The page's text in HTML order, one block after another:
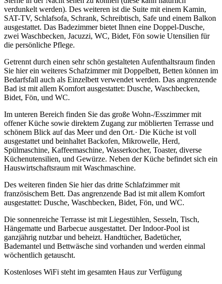
verdunkelt werden). Des weiteren ist die Suite mit einem Kamin,
SAT-TV, Schlafsofa, Schrank, Schreibtisch, Safe und einem Balkon
ausgestattet. Das Badezimmer bietet Ihnen eine Doppel-Dusche,
zwei Waschbecken, Jacuzzi, WC, Bidet, Fön sowie Utensilien für
die persönliche Pflege.
Getrennt durch einen sehr schön gestalteten Aufenthaltsraum finden
Sie hier ein weiteres Schafzimmer mit Doppelbett, Betten können im
Bedarfsfall auch als Einzelbett verwendet werden. Das angrenzende
Bad ist mit allem Komfort ausgestattet: Dusche, Waschbecken,
Bidet, Fön, und WC.
Im unteren Bereich finden Sie das große Wohn-/Esszimmer mit
offener Küche sowie direktem Zugang zur möblierten Terrasse und
schönem Blick auf das Meer und den Ort.· Die Küche ist voll
ausgestattet und beinhaltet Backofen, Mikrowelle, Herd,
Spülmaschine, Kaffeemaschine, Wasserkocher, Toaster, diverse
Küchenutensilien, und Gewürze. Neben der Küche befindet sich ein
Hauswirtschaftsraum mit Waschmaschine.
Des weiteren finden Sie hier das dritte Schlafzimmer mit
französischem Bett. Das angrenzende Bad ist mit allem Komfort
ausgestattet: Dusche, Waschbecken, Bidet, Fön, und WC.
Die sonnenreiche Terrasse ist mit Liegestühlen, Sesseln, Tisch,
Hängematte und Barbecue ausgestattet. Der Indoor-Pool ist
ganzjährig nutzbar und beheizt. Handtücher, Badetücher,
Bademantel und Bettwäsche sind vorhanden und werden einmal
wöchentlich getauscht.
Kostenloses WiFi steht im gesamten Haus zur Verfügung